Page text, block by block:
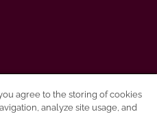
agree to the storing of cookies
analyze site usage, and